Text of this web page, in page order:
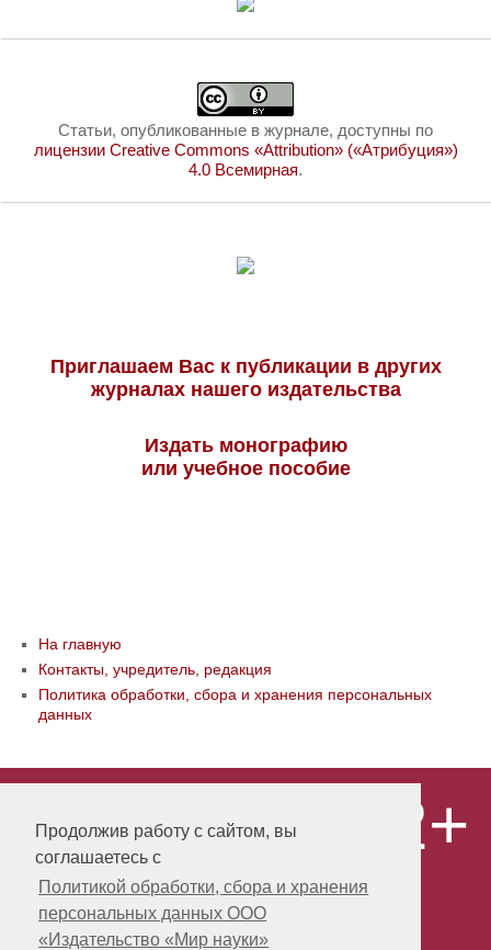
Продолжив работу с сайтом, вы
соглашаетесь с
Политикой обработки, сбора и хранения
персональных данных ООО
«Издательство «Мир науки»
Статьи, опубликованные в журнале, доступны по
лицензии Creative Commons «Attribution» («Атрибуция»)
4.0 Всемирная.
Приглашаем Вас к публикации в других
журналах нашего издательства
Издать монографию
или учебное пособие
На главную
Контакты, учредитель, редакция
Политика обработки, сбора и хранения персональных
данных
«Publishing company «World of science»,
LLC Материалы, размещенные на сайте,
охраняются Законом о защите авторских
прав. Публикация любых материалов
этого сайта запрещена без
предварительного согласования с
издательством. Авторские права на
12+